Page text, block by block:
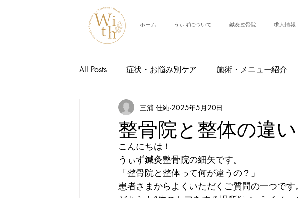
ホーム うぃずについて 鍼灸整骨院 求人情報
All Posts 症状・お悩み別ケア 施術・メニュー紹介
交通事故治療 スタッフ紹介・日常
イベント情報
整骨院と整体の違
三浦 佳純 2025年5月20日
こんにちは！
うぃず鍼灸整骨院の細矢です。
「整骨院と整体って何が違うの？」
患者さまからよくいただくご質問の一つです。